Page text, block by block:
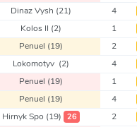
Dinaz Vysh (21) 4
Kolos II (2) 1
Penuel (19) 2
Lokomotyv (2) 4
Penuel (19) 1
Penuel (19) 4
Hirnyk Spo (19) 26 2